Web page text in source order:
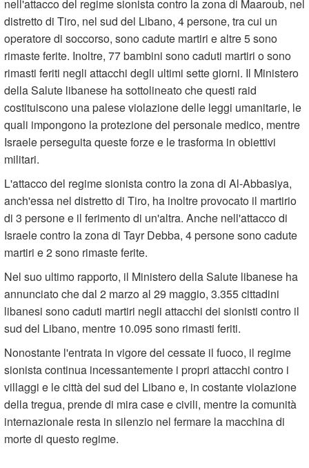
nell'attacco del regime sionista contro la zona di Maaroub, nel
distretto di Tiro, nel sud del Libano, 4 persone, tra cui un
operatore di soccorso, sono cadute martiri e altre 5 sono
rimaste ferite. Inoltre, 77 bambini sono caduti martiri o sono
rimasti feriti negli attacchi degli ultimi sette giorni. Il Ministero
della Salute libanese ha sottolineato che questi raid
costituiscono una palese violazione delle leggi umanitarie, le
quali impongono la protezione del personale medico, mentre
Israele perseguita queste forze e le trasforma in obiettivi
militari.
L'attacco del regime sionista contro la zona di Al-Abbasiya,
anch'essa nel distretto di Tiro, ha inoltre provocato il martirio
di 3 persone e il ferimento di un'altra. Anche nell'attacco di
Israele contro la zona di Tayr Debba, 4 persone sono cadute
martiri e 2 sono rimaste ferite.
Nel suo ultimo rapporto, il Ministero della Salute libanese ha
annunciato che dal 2 marzo al 29 maggio, 3.355 cittadini
libanesi sono caduti martiri negli attacchi dei sionisti contro il
sud del Libano, mentre 10.095 sono rimasti feriti.
Nonostante l'entrata in vigore del cessate il fuoco, il regime
sionista continua incessantemente i propri attacchi contro i
villaggi e le città del sud del Libano e, in costante violazione
della tregua, prende di mira case e civili, mentre la comunità
internazionale resta in silenzio nel fermare la macchina di
morte di questo regime.